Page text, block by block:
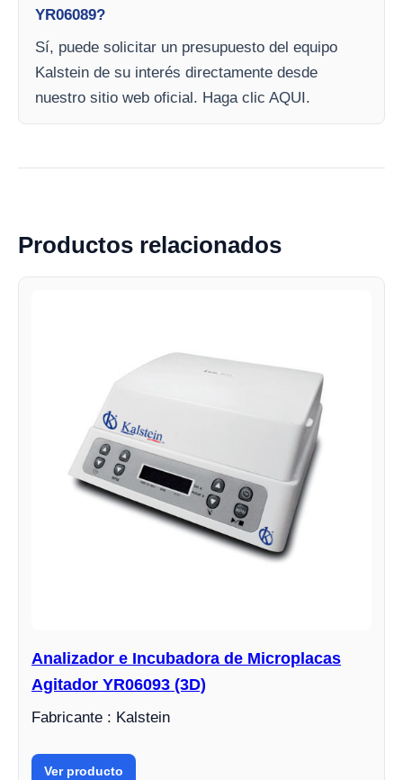
YR06089?
Sí, puede solicitar un presupuesto del equipo
Kalstein de su interés directamente desde
nuestro sitio web oficial. Haga clic AQUI.
Productos relacionados
Analizador e Incubadora de Microplacas
Agitador YR06093 (3D)
Fabricante : Kalstein
Ver producto